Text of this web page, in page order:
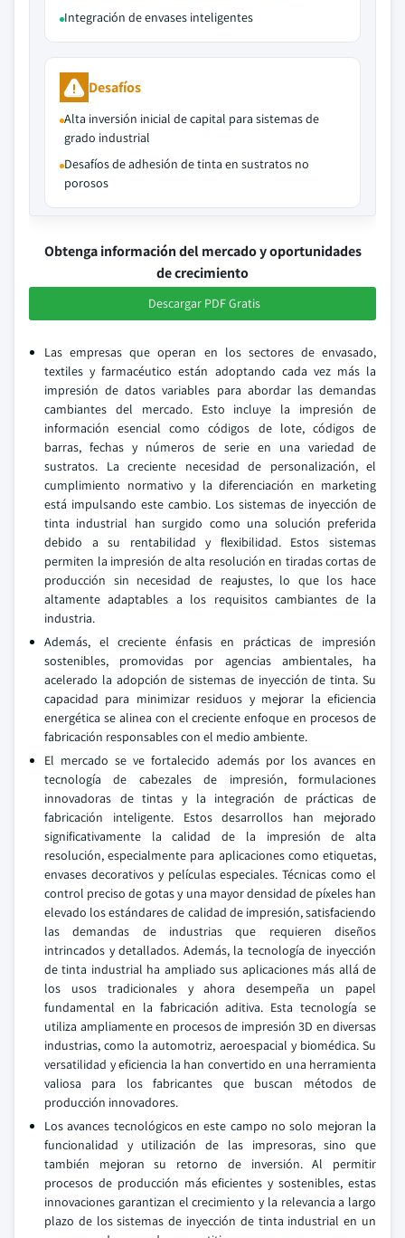
Integración de envases inteligentes
Desafíos
Alta inversión inicial de capital para sistemas de
grado industrial
Desafíos de adhesión de tinta en sustratos no
porosos
Obtenga información del mercado y oportunidades
de crecimiento
Descargar PDF Gratis
Las empresas que operan en los sectores de envasado,
textiles y farmacéutico están adoptando cada vez más la
impresión de datos variables para abordar las demandas
cambiantes del mercado. Esto incluye la impresión de
información esencial como códigos de lote, códigos de
barras, fechas y números de serie en una variedad de
sustratos. La creciente necesidad de personalización, el
cumplimiento normativo y la diferenciación en marketing
está impulsando este cambio. Los sistemas de inyección de
tinta industrial han surgido como una solución preferida
debido a su rentabilidad y flexibilidad. Estos sistemas
permiten la impresión de alta resolución en tiradas cortas de
producción sin necesidad de reajustes, lo que los hace
altamente adaptables a los requisitos cambiantes de la
industria.
Además, el creciente énfasis en prácticas de impresión
sostenibles, promovidas por agencias ambientales, ha
acelerado la adopción de sistemas de inyección de tinta. Su
capacidad para minimizar residuos y mejorar la eficiencia
energética se alinea con el creciente enfoque en procesos de
fabricación responsables con el medio ambiente.
El mercado se ve fortalecido además por los avances en
tecnología de cabezales de impresión, formulaciones
innovadoras de tintas y la integración de prácticas de
fabricación inteligente. Estos desarrollos han mejorado
significativamente la calidad de la impresión de alta
resolución, especialmente para aplicaciones como etiquetas,
envases decorativos y películas especiales. Técnicas como el
control preciso de gotas y una mayor densidad de píxeles han
elevado los estándares de calidad de impresión, satisfaciendo
las demandas de industrias que requieren diseños
intrincados y detallados. Además, la tecnología de inyección
de tinta industrial ha ampliado sus aplicaciones más allá de
los usos tradicionales y ahora desempeña un papel
fundamental en la fabricación aditiva. Esta tecnología se
utiliza ampliamente en procesos de impresión 3D en diversas
industrias, como la automotriz, aeroespacial y biomédica. Su
versatilidad y eficiencia la han convertido en una herramienta
valiosa para los fabricantes que buscan métodos de
producción innovadores.
Los avances tecnológicos en este campo no solo mejoran la
funcionalidad y utilización de las impresoras, sino que
también mejoran su retorno de inversión. Al permitir
procesos de producción más eficientes y sostenibles, estas
innovaciones garantizan el crecimiento y la relevancia a largo
plazo de los sistemas de inyección de tinta industrial en un